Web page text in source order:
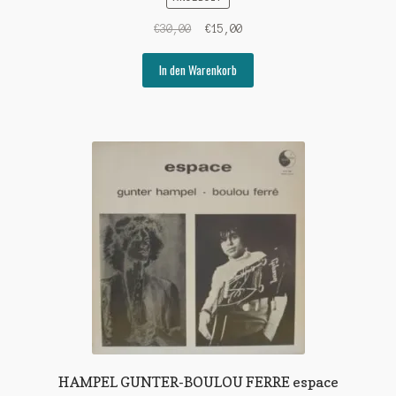
€30,00
Ursprünglicher
war:
€30,00
€15,00Aktueller
€15,00.
In den Warenkorb
HAMPEL GUNTER-BOULOU FERRE espace